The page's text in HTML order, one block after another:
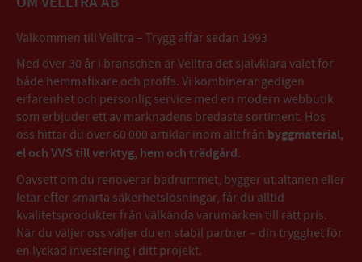
Välkommen till Velltra – Trygg affär sedan 1993
Med över 30 år i branschen är Velltra det självklara valet för
både hemmafixare och proffs. Vi kombinerar gedigen
erfarenhet och personlig service med en modern webbutik
som erbjuder ett av marknadens bredaste sortiment. Hos
oss hittar du över 60 000 artiklar inom allt från byggmaterial,
el och VVS till verktyg, hem och trädgård.
Oavsett om du renoverar badrummet, bygger ut altanen eller
letar efter smarta säkerhetslösningar, får du alltid
kvalitetsprodukter från välkända varumärken till rätt pris.
När du väljer oss väljer du en stabil partner – din trygghet för
en lyckad investering i ditt projekt.